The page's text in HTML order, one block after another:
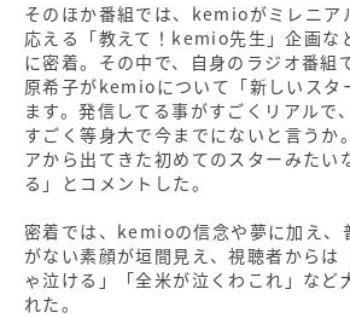
そのほか番組では、kemioがミレニア
応える「教えて！kemio先生」企画な
に密着。その中で、自身のラジオ番組
原希子がkemioについて「新しいスタ
ます。発信してる事がすごくリアルで
すごく等身大で今までにないと言うか
アから出てきた初めてのスターみたい
る」とコメントした。
密着では、kemioの信念や夢に加え、
がない素顔が垣間見え、視聴者からは
ゃ泣ける」「全米が泣くわこれ」など
れた。